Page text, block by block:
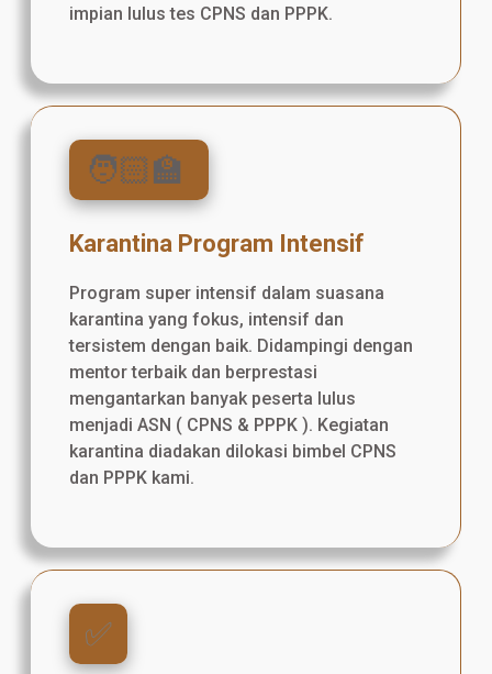
impian lulus tes CPNS dan PPPK.
🧑🏻‍🏫
Karantina Program Intensif
Program super intensif dalam suasana
karantina yang fokus, intensif dan
tersistem dengan baik. Didampingi dengan
mentor terbaik dan berprestasi
mengantarkan banyak peserta lulus
menjadi ASN ( CPNS & PPPK ). Kegiatan
karantina diadakan dilokasi bimbel CPNS
dan PPPK kami.
✅️